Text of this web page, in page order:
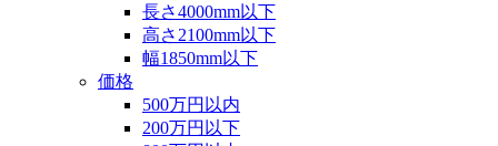
長さ4000mm以下
高さ2100mm以下
幅1850mm以下
価格
500万円以内
200万円以下